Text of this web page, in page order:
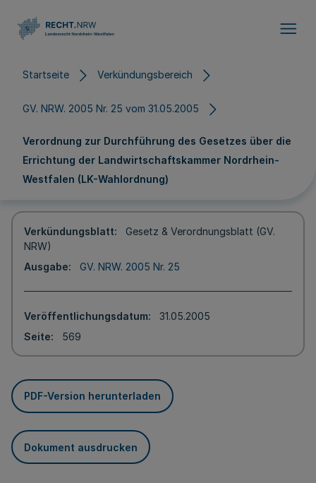
Startseite Verkündungsbereich
GV. NRW. 2005 Nr. 25 vom 31.05.2005
Verordnung zur Durchführung des Gesetzes über die
Errichtung der Landwirtschaftskammer Nordrhein-
Westfalen (LK-Wahlordnung)
Verkündungsblatt
Gesetz & Verordnungsblatt (GV.
NRW)
Ausgabe
GV. NRW. 2005 Nr. 25
Veröffentlichungsdatum
31.05.2005
Seite
569
PDF-Version herunterladen
Dokument ausdrucken